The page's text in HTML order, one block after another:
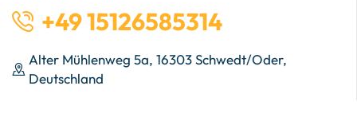
+49 15126585314
Alter Mühlenweg 5a, 16303 Schwedt/Oder,
Deutschland